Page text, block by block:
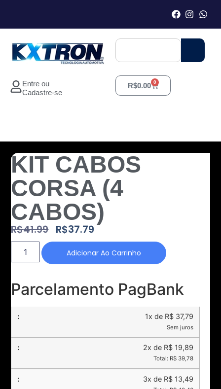
Entre ou
Cadastre-se
R$0.00 0
KIT CABOS
CORSA (4
CABOS)
R$41.99 R$37.79
Adicionar Ao Carrinho
Parcelamento PagBank
1x de R$ 37,79
Sem juros
2x de R$ 19,89
Total: R$ 39,78
3x de R$ 13,49